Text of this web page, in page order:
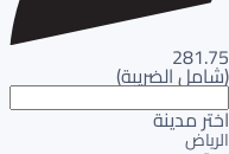
281.75
(شامل الضريبة)
اختر مدينة
الرياض